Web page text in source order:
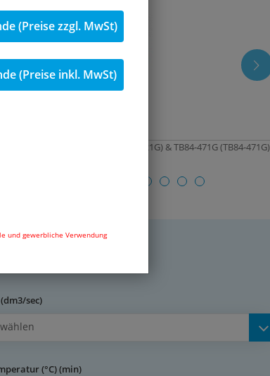
(Preise zzgl. MwSt)
(Preise inkl. MwSt)
und gewerbliche Verwendung
Darstellung: TB84-621G (TB84-621G) & TB84-471G (TB84-471G)
sec)
(°C) (min)